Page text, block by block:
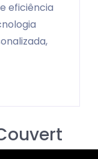
eficiência